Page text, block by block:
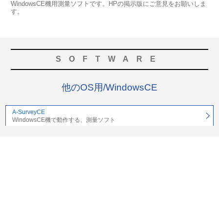
WindowsCE機用測量ソフトです。HPの掲示版にご意見をお願いしま
す。
SOFTWARE
他のOS用/WindowsCE
A-SurveyCE
WindowsCE機で動作する、測量ソフト